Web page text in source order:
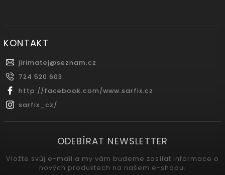
KONTAKT
jirimatej@seznam.cz
724 520 603
http://facebook.com/www.sarfix.cz
sarfix_cz/
ODEBÍRAT NEWSLETTER
Vložte svůj e-mail a my vám budeme zasílat informace o
nových produktech na našem e-shopu.